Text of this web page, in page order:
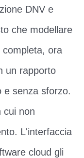
DNV e
che modellare
completa, ora
un rapporto
e senza sforzo.
cui non
L'interfaccia
cloud gli